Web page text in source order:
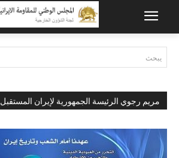
يبحث
مريم رجوي الرئيسة الجمهورية لإيران المستقبل